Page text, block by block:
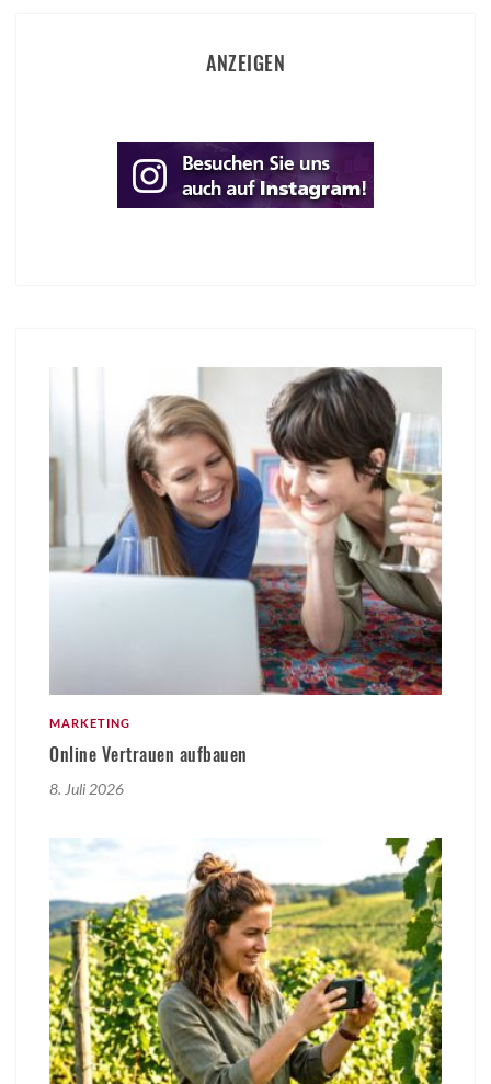
ANZEIGEN
MARKETING
Online Vertrauen aufbauen
8. Juli 2026